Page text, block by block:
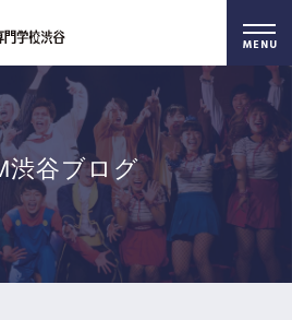
資料請求 オープンキャンパス
渋谷ブログ